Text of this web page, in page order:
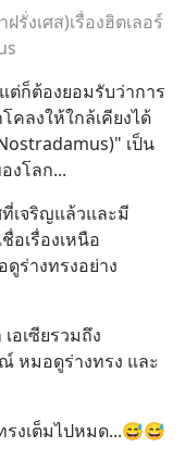
งเศส)เรื่องฮิตเลอร์
ต่ก็ต้องยอมรับว่าการ
คลงให้ใกล้เคียงได้
เป็น
งโลก...
เจริญแล้วและมี
อเรื่องเหนือ
ร่างทรงอย่าง
อเซียรวมถึง
หมอดูร่างทรง และ
รงเต็มไปหมด...😅😅